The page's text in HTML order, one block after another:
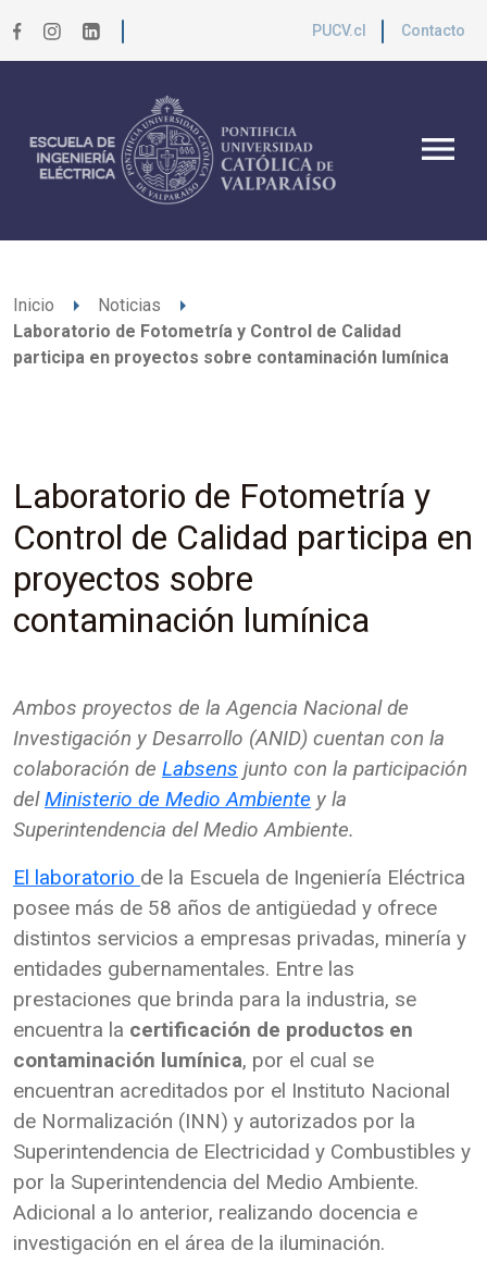
PUCV.cl Contacto
menu
Inicio arrow_right Noticias arrow_right
Laboratorio de Fotometría y Control de Calidad
participa en proyectos sobre contaminación lumínica
Laboratorio de Fotometría y
Control de Calidad participa en
proyectos sobre
contaminación lumínica
Ambos proyectos de la Agencia Nacional de
Investigación y Desarrollo (ANID) cuentan con la
colaboración de Labsens junto con la participación
delMinisterio de Medio Ambiente y la
Superintendencia del Medio Ambiente.
El laboratorio de la Escuela de Ingeniería Eléctrica
posee más de 58 años de antigüedad y ofrece
distintos servicios a empresas privadas, minería y
entidades gubernamentales. Entre las
prestaciones que brinda para la industria, se
encuentra la certificación de productos en
contaminación lumínica, por el cual se
encuentran acreditados por el Instituto Nacional
de Normalización (INN) y autorizados por la
Superintendencia de Electricidad y Combustibles y
por la Superintendencia del Medio Ambiente.
Adicional a lo anterior, realizando docencia e
investigación en el área de la iluminación.